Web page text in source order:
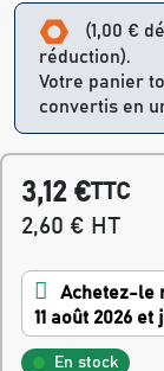
(1,00 €
réduction).
Votre panier
convertis en
3,12 €TTC
2,60 € HT
Achetez-le
11 août 2026 et
En stock